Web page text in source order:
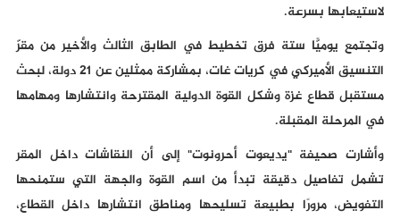
لاستيعابها بسرعة.
وتجتمع يوميًّا ستة فرق تخطيط في الطابق الثالث والأخير من مقرّ
التنسيق الأميركي في كريات غات، بمشاركة ممثلين عن 21 دولة، لبحث
مستقبل قطاع غزة وشكل القوة الدولية المقترحة وانتشارها ومهامها
في المرحلة المقبلة.
وأشارت صحيفة "يديعوت أحرونوت" إلى أن النقاشات داخل المقر
تشمل تفاصيل دقيقة تبدأ من اسم القوة والجهة التي ستمنحها
التفويض، مرورًا بطبيعة تسليحها ومناطق انتشارها داخل القطاع،